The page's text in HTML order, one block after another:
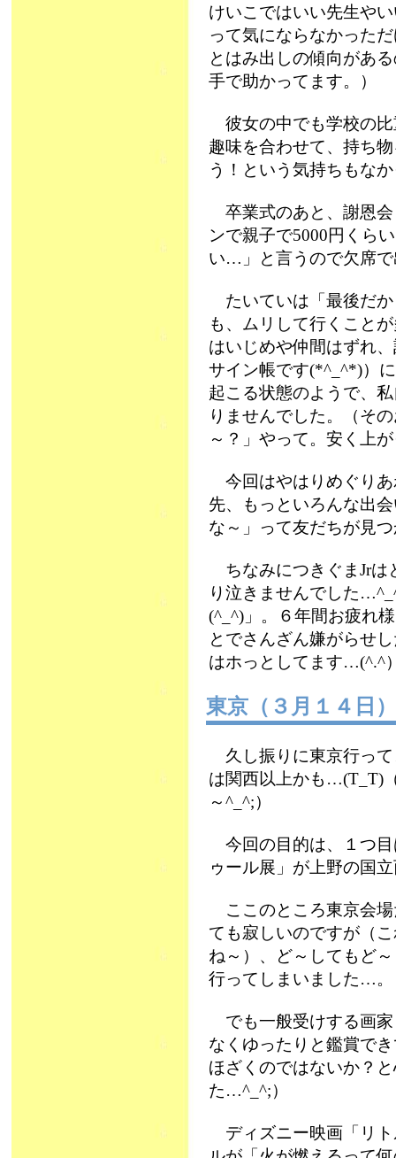
けいこではいい先生や
って気にならなかった
とはみ出しの傾向があ
手で助かってます。）
彼女の中でも学校の比
趣味を合わせて、持ち
う！という気持ちもな
卒業式のあと、謝恩会
ンで親子で5000円くら
い…」と言うので欠席
たいていは「最後だ
も、ムリして行くこと
はいじめや仲間はずれ
サイン帳です(*^_^*)）
起こる状態のようで、
りませんでした。（そ
～？」やって。安く上
今回はやはりめぐりあ
先、もっといろんな出
な～」って友だちが見
ちなみにつきぐまJrは
り泣きませんでした
(^_^)」。６年間お疲れ
とでさんざん嫌がらせ
はホっとしてます…(^.^
東京（３月１４日）
久し振りに東京行っ
は関西以上かも…(T_T)
～^_^;）
今回の目的は、１つ目
ゥール展」が上野の国
ここのところ東京会場
ても寂しいのですが（
ね～）、ど～してもど
行ってしまいました…。
でも一般受けする画家
なくゆったりと鑑賞で
ほざくのではないか？
た…^_^;）
ディズニー映画「リト